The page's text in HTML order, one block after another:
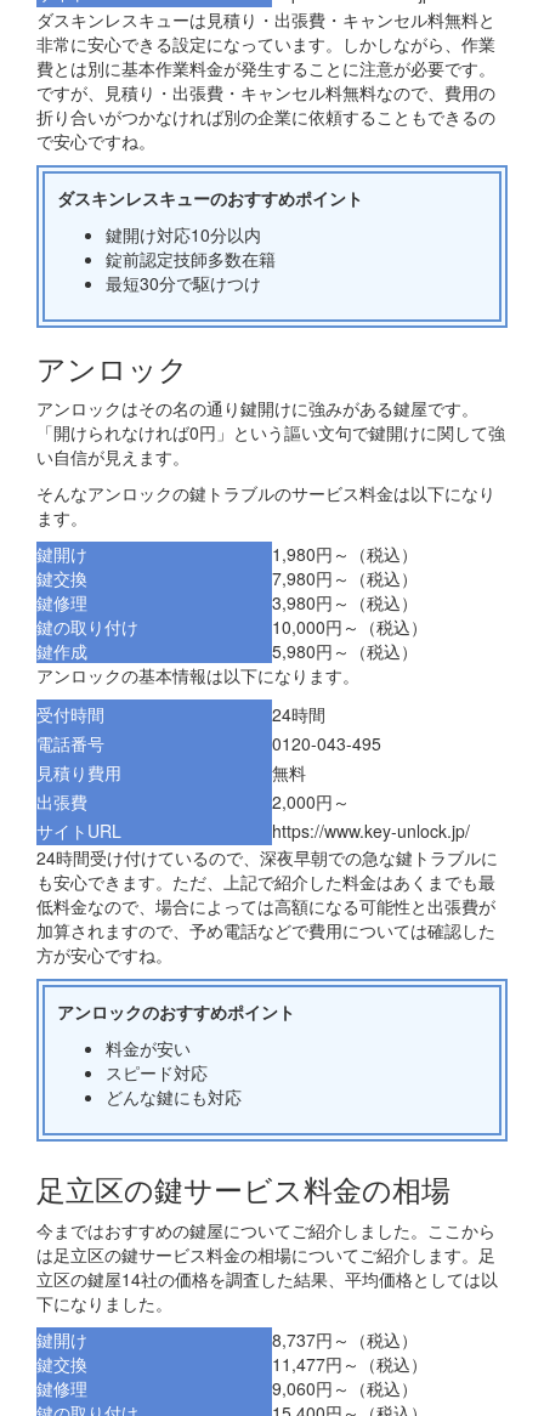
ダスキンレスキューは見積り・出張費・キャンセル料無料と
非常に安心できる設定になっています。しかしながら、作業
費とは別に基本作業料金が発生することに注意が必要です。
ですが、見積り・出張費・キャンセル料無料なので、費用の
折り合いがつかなければ別の企業に依頼することもできるの
で安心ですね。
ダスキンレスキューのおすすめポイント
鍵開け対応10分以内
錠前認定技師多数在籍
最短30分で駆けつけ
アンロック
アンロックはその名の通り鍵開けに強みがある鍵屋です。
「開けられなければ0円」という謳い文句で鍵開けに関して強
い自信が見えます。
そんなアンロックの鍵トラブルのサービス料金は以下になり
ます。
鍵開け
1,980円～（税込）
鍵交換
7,980円～（税込）
鍵修理
3,980円～（税込）
鍵の取り付け
10,000円～（税込）
鍵作成
5,980円～（税込）
アンロックの基本情報は以下になります。
受付時間
24時間
電話番号
0120-043-495
見積り費用
無料
出張費
2,000円～
サイトURL
https://www.key-unlock.jp/
24時間受け付けているので、深夜早朝での急な鍵トラブルに
も安心できます。ただ、上記で紹介した料金はあくまでも最
低料金なので、場合によっては高額になる可能性と出張費が
加算されますので、予め電話などで費用については確認した
方が安心ですね。
アンロックのおすすめポイント
料金が安い
スピード対応
どんな鍵にも対応
足立区の鍵サービス料金の相場
今まではおすすめの鍵屋についてご紹介しました。ここから
は足立区の鍵サービス料金の相場についてご紹介します。足
立区の鍵屋14社の価格を調査した結果、平均価格としては以
下になりました。
鍵開け
8,737円～（税込）
鍵交換
11,477円～（税込）
鍵修理
9,060円～（税込）